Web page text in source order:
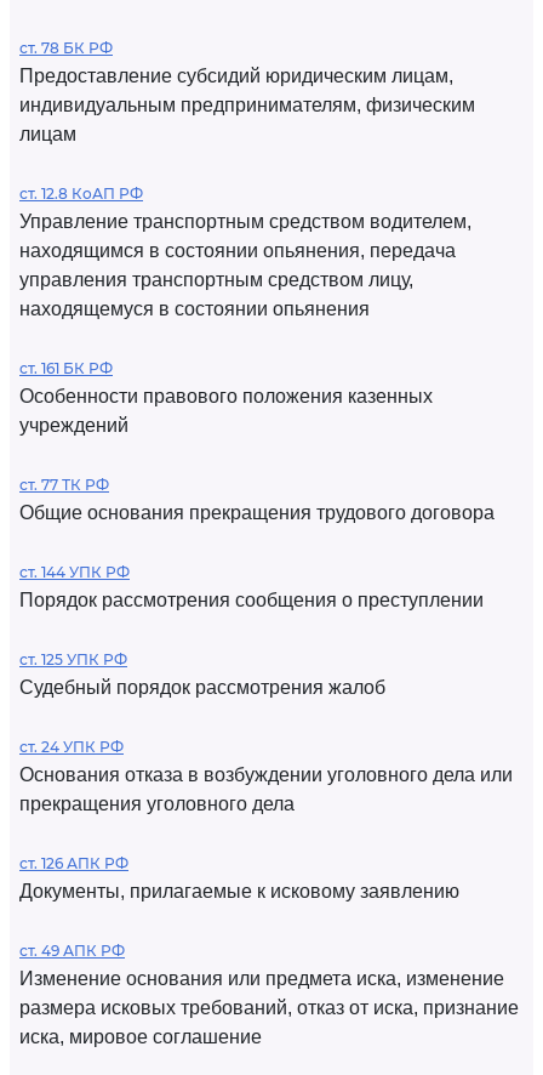
ст. 78 БК РФ
Предоставление субсидий юридическим лицам,
индивидуальным предпринимателям, физическим
лицам
ст. 12.8 КоАП РФ
Управление транспортным средством водителем,
находящимся в состоянии опьянения, передача
управления транспортным средством лицу,
находящемуся в состоянии опьянения
ст. 161 БК РФ
Особенности правового положения казенных
учреждений
ст. 77 ТК РФ
Общие основания прекращения трудового договора
ст. 144 УПК РФ
Порядок рассмотрения сообщения о преступлении
ст. 125 УПК РФ
Судебный порядок рассмотрения жалоб
ст. 24 УПК РФ
Основания отказа в возбуждении уголовного дела или
прекращения уголовного дела
ст. 126 АПК РФ
Документы, прилагаемые к исковому заявлению
ст. 49 АПК РФ
Изменение основания или предмета иска, изменение
размера исковых требований, отказ от иска, признание
иска, мировое соглашение